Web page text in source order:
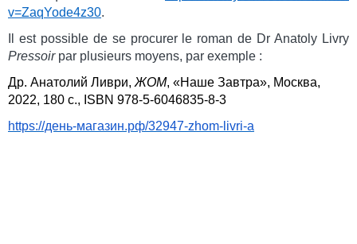
v=ZaqYode4z30.
Il est possible de se procurer le roman de Dr Anatoly Livry
Pressoirpar plusieurs moyens, par exemple :
Др. Анатолий Ливри, ЖОМ, «Наше Завтра», Москва,
2022, 180 с., ISBN 978-5-6046835-8-3
https://день-магазин.рф/32947-zhom- livri-a